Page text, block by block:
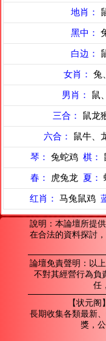
地肖：
黑中：
白边：
女肖： 兔
男肖： 鼠
三合： 鼠龙
六合： 鼠牛、
琴： 兔蛇鸡 棋：
春：
虎兔龙 夏：
红肖： 马兔鼠鸡
說明：本論壇所提
在合法的資料探討
論壇免責聲明：以
不對其經營行為負
任
【状元
長期收集各類最新
獎，